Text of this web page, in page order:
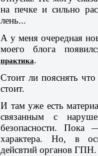
на печке и сильно
лень...
А у меня очередная
моего блога
практика.
Стоит ли пояснять
стоит.
И там уже есть
связанным с
безопасности. Пока
характера. Но, в
дейсвтий органов ГПН.